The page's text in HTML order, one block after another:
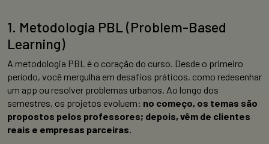
1. Metodologia PBL (Problem-Based
Learning)
A metodologia PBL é o coração do curso. Desde o primeiro
período, você mergulha em desafios práticos, como redesenhar
um app ou resolver problemas urbanos. Ao longo dos
semestres, os projetos evoluem: no começo, os temas são
propostos pelos professores; depois, vêm de clientes
reais e empresas parceiras.